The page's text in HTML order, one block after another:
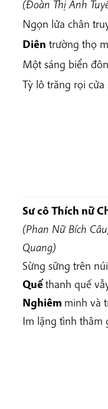
(Đoàn Thị Ánh
Ngọn lửa chân
Diên trường thọ
Một sáng biển
Tỳ lô trăng rọi cửa
Sư cô Thích nữ
(Phan Nữ Bích
Quang)
Sừng sững trên
Quếthanh quế
Nghiêm minh và
Im lặng tình thâm